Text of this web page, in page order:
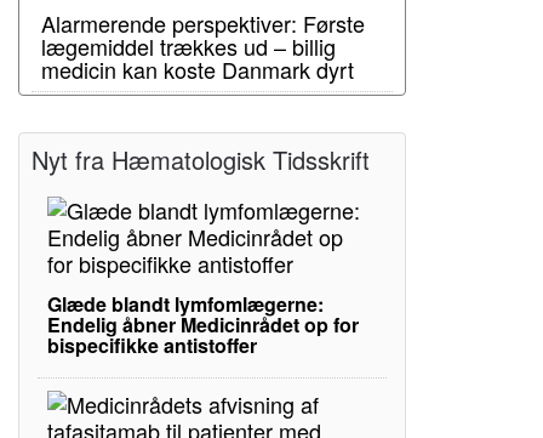
Alarmerende perspektiver: Første
lægemiddel trækkes ud – billig
medicin kan koste Danmark dyrt
Nyt fra Hæmatologisk Tidsskrift
Glæde blandt lymfomlægerne:
Endelig åbner Medicinrådet op for
bispecifikke antistoffer